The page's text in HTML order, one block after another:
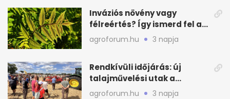
Inváziós növény vagy
félreértés? Így ismerd fel a
valódi kockázatot
agroforum.hu 3 napja
Rendkívüli időjárás: új
talajművelési utak a
gazdáknak
agroforum.hu 3 napja